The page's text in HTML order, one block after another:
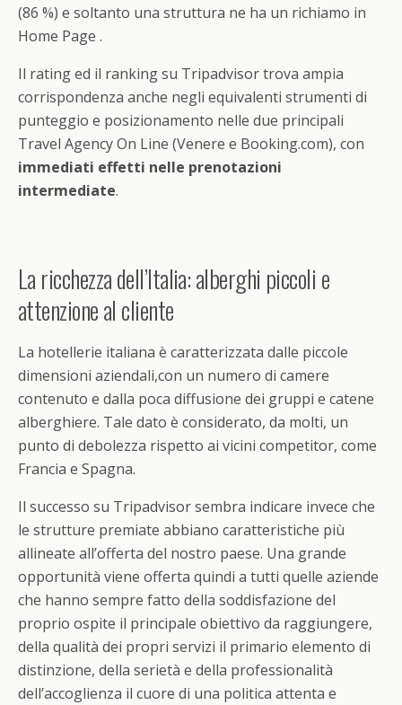
(86 %) e soltanto una struttura ne ha un richiamo in
Home Page .
Il rating ed il ranking su Tripadvisor trova ampia
corrispondenza anche negli equivalenti strumenti di
punteggio e posizionamento nelle due principali
Travel Agency On Line (Venere e Booking.com), con
immediati effetti nelle prenotazioni
intermediate.
La ricchezza dell’Italia: alberghi piccoli e
attenzione al cliente
La hotellerie italiana è caratterizzata dalle piccole
dimensioni aziendali,con un numero di camere
contenuto e dalla poca diffusione dei gruppi e catene
alberghiere. Tale dato è considerato, da molti, un
punto di debolezza rispetto ai vicini competitor, come
Francia e Spagna.
Il successo su Tripadvisor sembra indicare invece che
le strutture premiate abbiano caratteristiche più
allineate all’offerta del nostro paese. Una grande
opportunità viene offerta quindi a tutti quelle aziende
che hanno sempre fatto della soddisfazione del
proprio ospite il principale obiettivo da raggiungere,
della qualità dei propri servizi il primario elemento di
distinzione, della serietà e della professionalità
dell’accoglienza il cuore di una politica attenta e